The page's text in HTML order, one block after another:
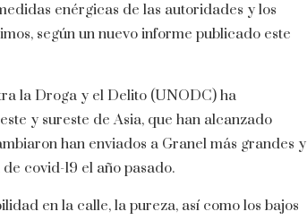
enérgicas de las autoridades y los
según un nuevo informe publicado este
la Droga y el Delito (UNODC) ha
y sureste de Asia, que han alcanzado
han enviados a Granel más grandes y
covid-19 el año pasado.
en la calle, la pureza, así como los bajos